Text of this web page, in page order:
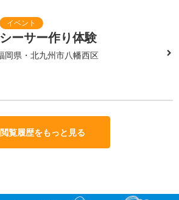
シーサー作り体験
岡県・北九州市八幡西区
閲覧履歴をもっと見る